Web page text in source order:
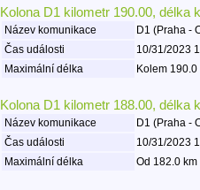
Kolona D1 kilometr 190.00, délka
Název komunikace
D1 (Praha -
Čas události
10/31/2023
Maximální délka
Kolem
Kolona D1 kilometr 188.00, délka
Název komunikace
D1 (Praha -
Čas události
10/31/2023
Maximální délka
Od 182.0